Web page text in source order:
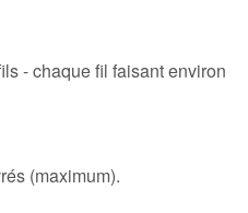
- chaque fil faisant environ
(maximum).